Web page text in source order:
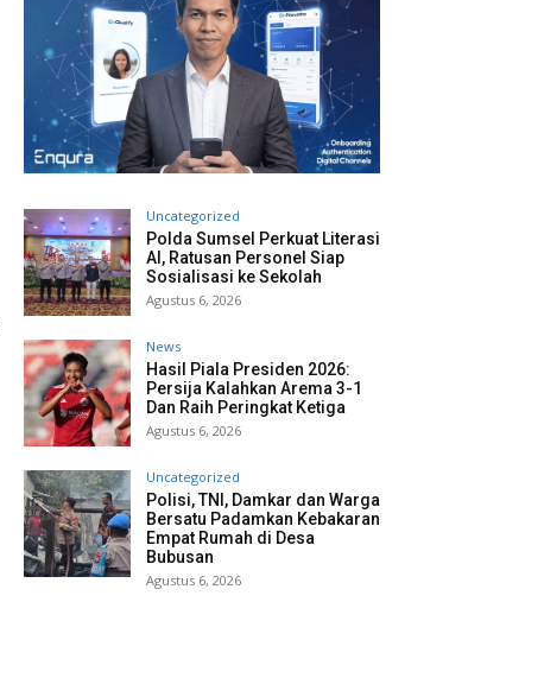
Uncategorized
Polda Sumsel Perkuat Literasi
AI, Ratusan Personel Siap
Sosialisasi ke Sekolah
Agustus 6, 2026
News
Hasil Piala Presiden 2026:
Persija Kalahkan Arema 3-1
Dan Raih Peringkat Ketiga
Agustus 6, 2026
Uncategorized
Polisi, TNI, Damkar dan Warga
Bersatu Padamkan Kebakaran
Empat Rumah di Desa
Bubusan
Agustus 6, 2026